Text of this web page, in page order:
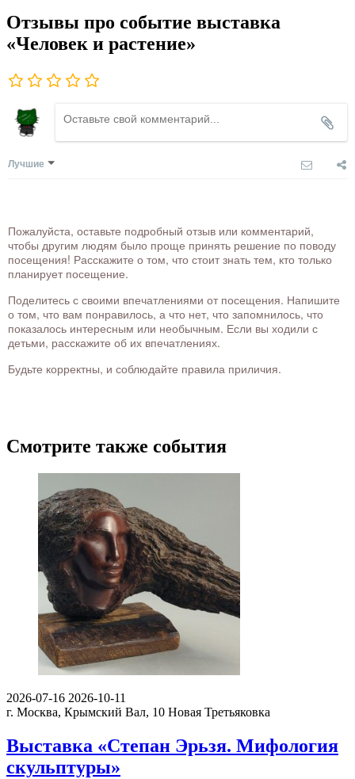
Отзывы про событие выставка
«Человек и растение»
Лучшие
Пожалуйста, оставьте подробный отзыв или комментарий,
чтобы другим людям было проще принять решение по поводу
посещения! Расскажите о том, что стоит знать тем, кто только
планирует посещение.
Поделитесь с своими впечатлениями от посещения. Напишите
о том, что вам понравилось, а что нет, что запомнилось, что
показалось интересным или необычным. Если вы ходили с
детьми, расскажите об их впечатлениях.
Будьте корректны, и соблюдайте правила приличия.
Смотрите также события
2026-07-16 2026-10-11
г. Москва, Крымский Вал, 10 Новая Третьяковка
Выставка «Степан Эрьзя. Мифология
скульптуры»